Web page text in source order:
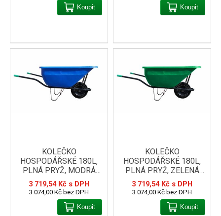
Koupit
Koupit
KOLEČKO
HOSPODÁŘSKÉ 180L,
PLNÁ PRYŽ, MODRÁ
KORBA
3 719,54 Kč s DPH
3 074,00 Kč bez DPH
Koupit
KOLEČKO
HOSPODÁŘSKÉ 180L,
PLNÁ PRYŽ, ZELENÁ
KORBA
3 719,54 Kč s DPH
3 074,00 Kč bez DPH
Koupit